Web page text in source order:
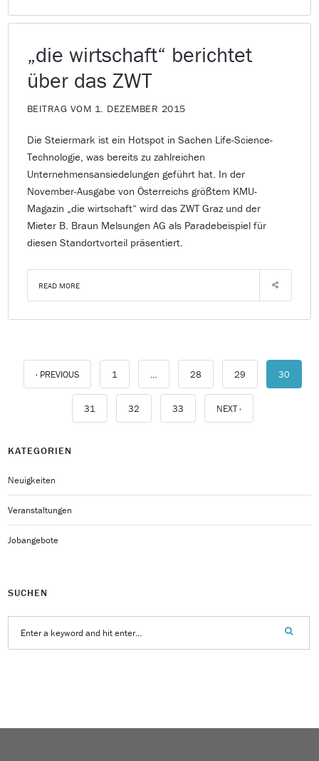
„die wirtschaft“ berichtet
über das ZWT
BEITRAG VOM 1. DEZEMBER 2015
Die Steiermark ist ein Hotspot in Sachen Life-Science-
Technologie, was bereits zu zahlreichen
Unternehmensansiedelungen geführt hat. In der
November-Ausgabe von Österreichs größtem KMU-
Magazin „die wirtschaft“ wird das ZWT Graz und der
Mieter B. Braun Melsungen AG als Paradebeispiel für
diesen Standortvorteil präsentiert.
READ MORE
‹ PREVIOUS 1 … 28 29 30
31 32 33 NEXT ›
KATEGORIEN
Neuigkeiten
Veranstaltungen
Jobangebote
SUCHEN